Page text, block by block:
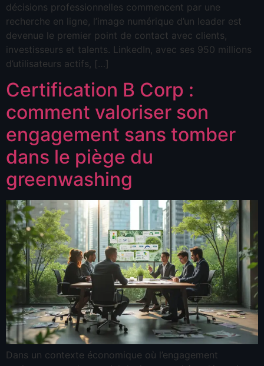
décisions professionnelles commencent par une
recherche en ligne, l’image numérique d’un leader est
devenue le premier point de contact avec clients,
investisseurs et talents. LinkedIn, avec ses 950 millions
d’utilisateurs actifs, […]
Certification B Corp :
comment valoriser son
engagement sans tomber
dans le piège du
greenwashing
Dans un contexte économique où l’engagement